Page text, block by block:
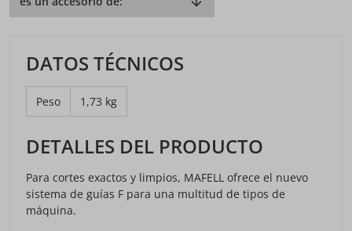
DATOS TÉCNICOS
Peso 1,73 kg
DETALLES DEL PRODUCTO
Para cortes exactos y limpios, MAFELL ofrece el nuevo
sistema de guías F para una multitud de tipos de
máquina.